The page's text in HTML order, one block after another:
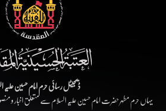
ڈیجیٹل رسائی حرم امام حسین علیہ
یہاں حرم مطہر حضرت امام حسین علیہ السلام سے متعلق اخبار و